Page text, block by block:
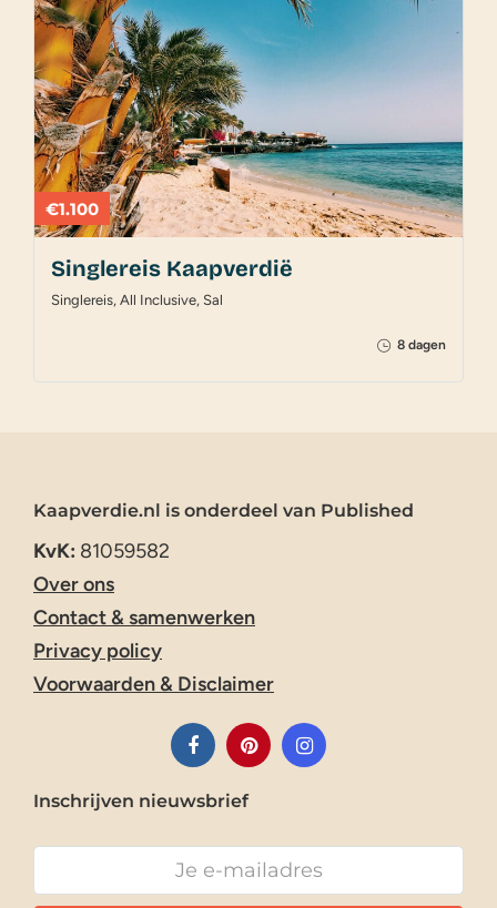
€1.100
Singlereis Kaapverdië
Singlereis, All Inclusive, Sal
8 dagen
Kaapverdie.nl is onderdeel van Published
KvK: 81059582
Over ons
Contact & samenwerken
Privacy policy
Voorwaarden & Disclaimer
Inschrijven nieuwsbrief